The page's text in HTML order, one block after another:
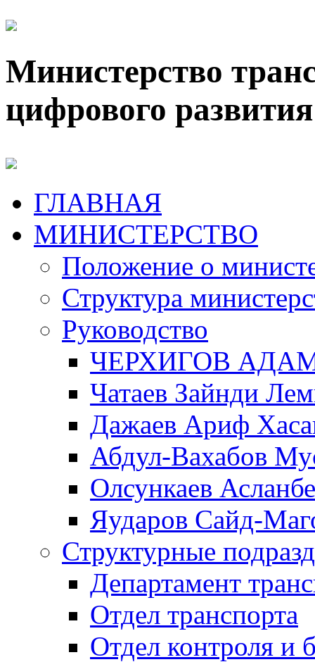
Министерство
цифрового
ГЛАВНАЯ
МИНИСТЕРСТВО
Положение о
Структура
Руководство
ЧЕРХИГОВ
Чатаев Зайнди
Дажаев Ариф
Абдул-Вахабов
Олсункаев
Яударов Сайд-
Структурные
Департамент
Отдел транспорта
Отдел контроля и